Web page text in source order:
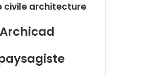
civile architecture